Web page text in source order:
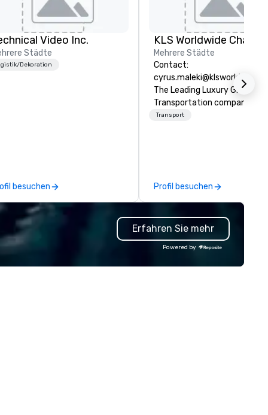
Video Inc.
Städte
Dekoration
besuchen
Mehrere Städte
Contact:
The Leading Luxury Ground
Transportation company
1998
Transport
Profil besuchen
Erfahren Sie mehr
Powered by